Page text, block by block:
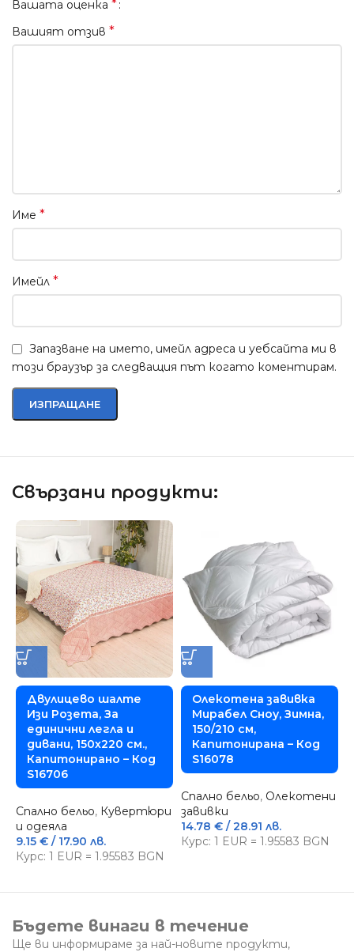
Вашата оценка *
Вашият отзив *
Име *
Имейл *
Запазване на името, имейл адреса и уебсайта ми в
този браузър за следващия път когато коментирам.
Свързани продукти:
Двулицево шалте
Изи Розета, За
единични легла и
дивани, 150х220 см.,
Капитонирано – Код
S16706
Спално бельо, Кувертюри
и одеяла
9.15 € / 17.90 лв.
Курс: 1 EUR = 1.95583 BGN
Олекотена завивка
Мирабел Сноу, Зимна,
150/210 см,
Капитонирана – Код
S16078
Спално бельо, Олекотени
завивки
14.78 €/ 28.91 лв.
Курс: 1 EUR = 1.95583 BGN
Бъдете винаги в течение
Ще ви информираме за най-новите продукти,